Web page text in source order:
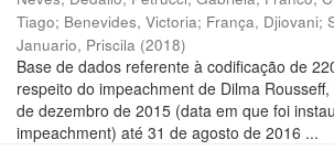
Tiago; Benevides, Victoria; França, Djiovani;
Januario, Priscila (2018)
Base de dados referente à codificação de
respeito do impeachment de Dilma
de dezembro de 2015 (data em que foi
impeachment) até 31 de agosto de 2016 ...